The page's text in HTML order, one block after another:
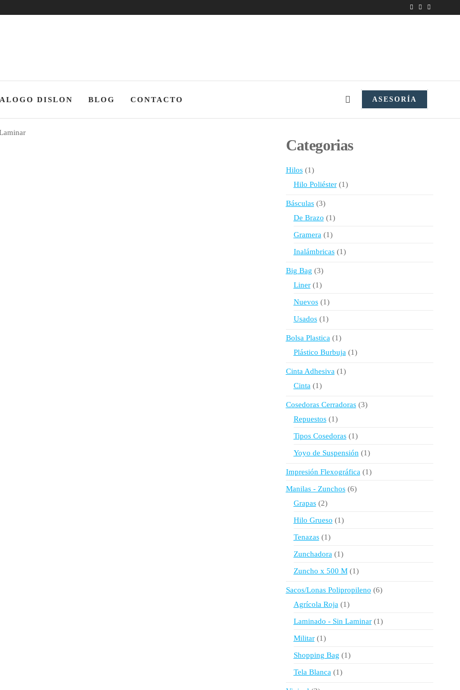
DISLON BLOG CONTACTO ASESORÍA
Categorias
Hilos 11
producto
Hilo Poliéster 11
Básculas 33
productos
De Brazo 11
Gramera 11
Inalámbricas 11
Big Bag 33
productos
Liner 11
Nuevos 11
Usados 11
Bolsa Plastica 11
producto
Plástico Burbuja 11
Cinta Adhesiva 11
Cinta 11
Cosedoras Cerradoras 33
Repuestos 11
Tipos Cosedoras 11
Yoyo de Suspensión 11
Impresión Flexográfica 11
Manilas - Zunchos 66
Grapas 22
Hilo Grueso 11
Tenazas 11
Zunchadora 11
Zuncho x 500 M 11
Sacos/Lonas Polipropileno 66
Agrícola Roja 11
Laminado - Sin Laminar 11
Militar 11
Shopping Bag 11
Tela Blanca 11